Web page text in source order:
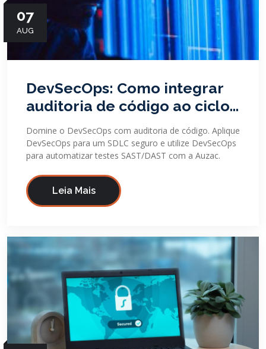
07
AUG
DevSecOps: Como integrar
auditoria de código ao ciclo
de desenvolvimento seguro
Domine o DevSecOps com auditoria de código. Aplique
DevSecOps para um SDLC seguro e utilize DevSecOps
para automatizar testes SAST/DAST com a Auzac.
Leia Mais